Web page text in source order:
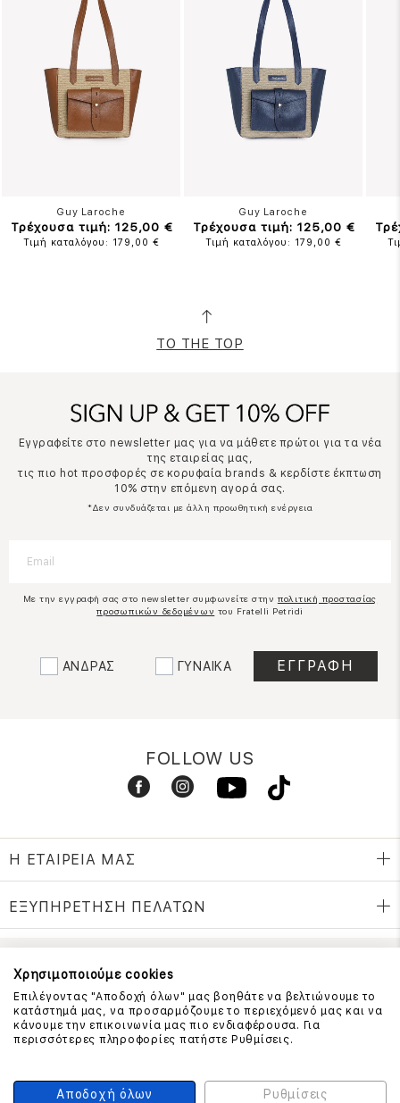
Guy Laroche
Τρέχουσα τιμή: 125,00 €
Τιμή καταλόγου: 179,00 €
Guy Laroche
Τρέχουσα τιμή: 125,00 €
Τιμή καταλόγου: 179,00 €
TO THE TOP
Εγγραφείτε στο newsletter μας για να μάθετε πρώτοι για τα νέα
της εταιρείας μας,
τις πιο hot προσφορές σε κορυφαία brands & κερδίστε έκπτωση
10% στην επόμενη αγορά σας.
*Δεν συνδυάζεται με άλλη προωθητική ενέργεια
Με την εγγραφή σας στο newsletter συμφωνείτε στην πολιτική προστασίας
προσωπικών δεδομένων του Fratelli Petridi
ΑΝΔΡΑΣ ΓΥΝΑΙΚΑ
FOLLOW US
Η ΕΤΑΙΡΕΙΑ ΜΑΣ
ΕΞΥΠΗΡΕΤΗΣΗ ΠΕΛΑΤΩΝ
ΕΠΙΚΟΙΝΩΝΗΣΤΕ ΜΑΖΙ ΜΑΣ
210 999 4510
(Χρεώση μια αστική μονάδα από σταθερό)
ΑΣΦΑΛΕΙΑ ΣΥΝΑΛΛΑΓΩΝ
Χρησιμοποιούμε cookies
Επιλέγοντας "Αποδοχή όλων" μας βοηθάτε να βελτιώνουμε το
κατάστημά μας, να προσαρμόζουμε το περιεχόμενό μας και να
κάνουμε την επικοινωνία μας πιο ενδιαφέρουσα. Για
περισσότερες πληροφορίες πατήστε Ρυθμίσεις.
Αποδοχή όλων Ρυθμίσεις